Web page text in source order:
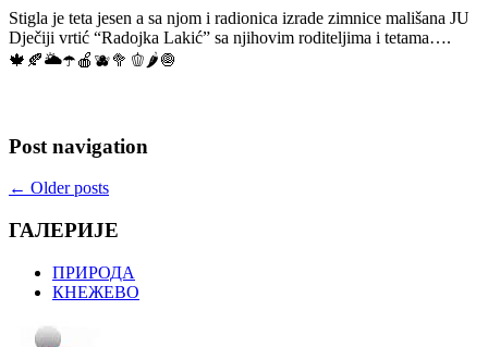
Stigla je teta jesen a sa njom i radionica izrade zimnice mališana JU
Dječiji vrtić “Radojka Lakić” sa njihovim roditeljima i tetama….
🍁🍂🌥️☂️🍎🫐🥦🫑🌶️🧅
Post navigation
← Older posts
ГАЛЕРИЈЕ
ПРИРОДА
КНЕЖЕВО